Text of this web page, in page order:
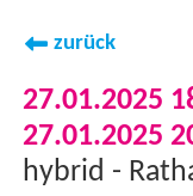
zurück
27.01.2025
27.01.2025
hybrid -